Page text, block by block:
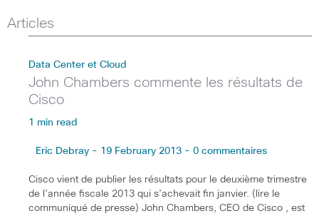
Articles
Data Center et Cloud
John Chambers commente les résultats de
Cisco
1 min read
Eric Debray - 19 February 2013 - 0 commentaires
Cisco vient de publier les résultats pour le deuxième trimestre
de l’année fiscale 2013 qui s’achevait fin janvier. (lire le
communiqué de presse) John Chambers, CEO de Cisco , est